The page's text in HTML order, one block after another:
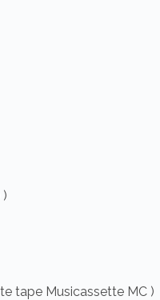
tape Musicassette MC )